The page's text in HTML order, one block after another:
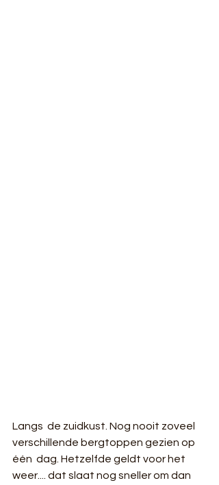
Langs  de zuidkust. Nog nooit zoveel
verschillende bergtoppen gezien op
één  dag. Hetzelfde geldt voor het
weer.... dat slaat nog sneller om dan